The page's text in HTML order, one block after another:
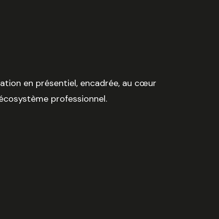
en présentiel, encadrée, au cœur
professionnel.